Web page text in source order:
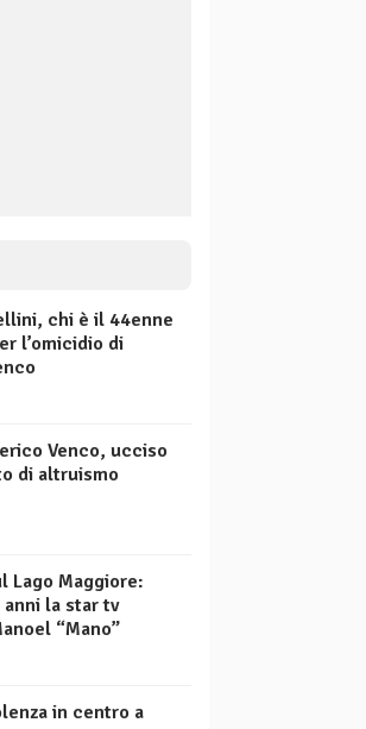
chi è il 44enne
l’omicidio di
Venco, ucciso
di altruismo
Lago Maggiore:
anni la star tv
“Mano”
in centro a